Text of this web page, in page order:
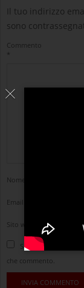
Il tuo indirizzo
sono
Commento
*
Nome
Email
Sito web
Salva il mio nome,
che commento.